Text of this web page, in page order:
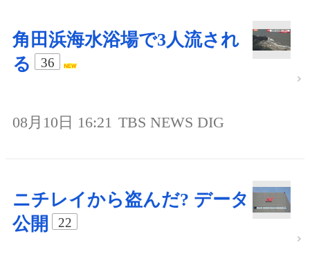
角田浜海水浴場で3人流され
る
36
08月10日 16:21 TBS NEWS DIG
ニチレイから盗んだ? データ
公開
22